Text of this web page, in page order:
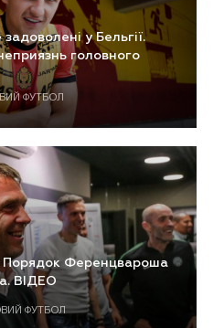
у Бельгії.
головного
ФУТБОЛ
Порядок Ференцвароша
ВІДЕО
ФУТБОЛ